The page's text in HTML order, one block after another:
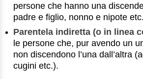
persone che hanno una
padre e figlio, nonno e nipote
Parentela indiretta (o in linea
le persone che, pur avendo un
non discendono l’una dall’altra
cugini etc.).